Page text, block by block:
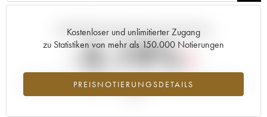
Kostenloser und unlimitierter Zugang
zu Statistiken von mehr als 150.000 Notierungen
PREISNOTIERUNGSDETAILS
Aktuelle Entwicklung der Preisnotierung
-3.19%
Preisabfall des Jahrgangs 2007 im Jahr 2026 im Vergleich zum Jahr